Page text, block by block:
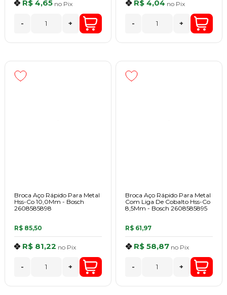
R$ 4,65 no Pix
- +
R$ 4,04 no Pix
- +
Broca Aço Rápido Para Metal
Hss-Co 10,0Mm - Bosch
2608585898
R$ 85,50
R$ 81,22 no Pix
- +
Broca Aço Rápido Para Metal
Com Liga De Cobalto Hss-Co
8,5Mm - Bosch 2608585895
R$ 61,97
R$ 58,87 no Pix
- +